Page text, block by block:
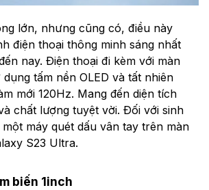
lớn, nhưng cũng có, điều này
điện thoại thông minh sáng nhất
nay. Điện thoại đi kèm với màn
tấm nền OLED và tất nhiên
mới 120Hz. Mang đến diện tích
chất lượng tuyệt vời. Đối với sinh
máy quét dấu vân tay trên màn
S23 Ultra.
biến 1inch